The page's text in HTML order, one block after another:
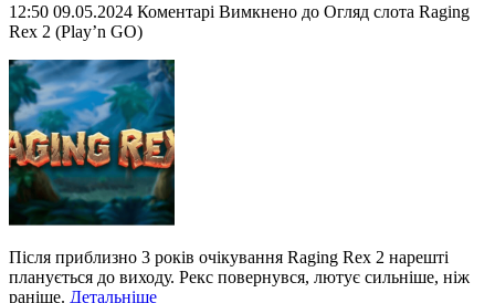
12:50 09.05.2024 Коментарі Вимкнено до Огляд слота Raging
Rex 2 (Play’n GO)
Після приблизно 3 років очікування Raging Rex 2 нарешті
планується до виходу. Рекс повернувся, лютує сильніше, ніж
раніше. Детальніше